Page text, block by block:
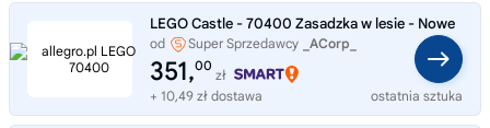
LEGO Castle - 70400 Zasadzka w lesie - Nowe
od Super Sprzedawcy _ACorp_
351,00
zł
+ 10,49 zł dostawa
ostatnia sztuka